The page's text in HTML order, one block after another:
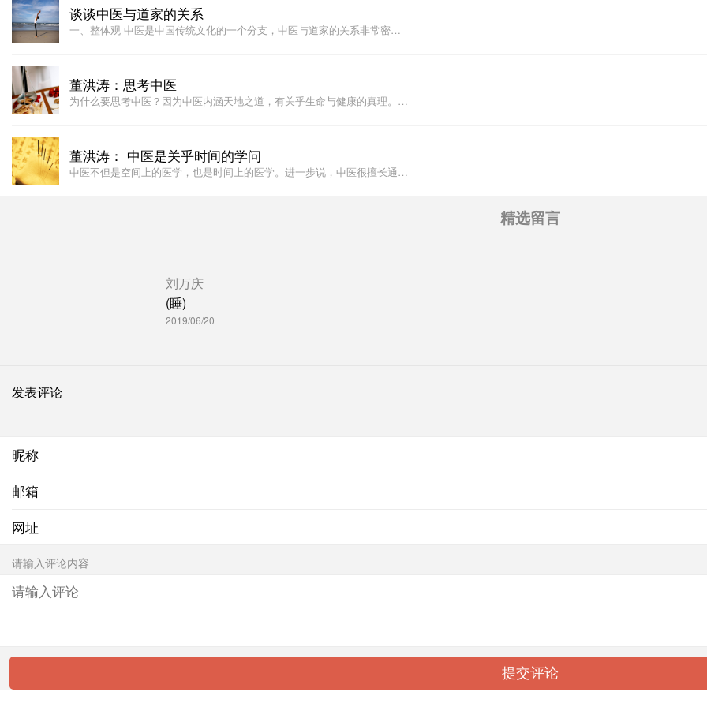
谈谈中医与道家的关系
一、整体观 中医是中国传统文化的一个分支，中医与道家的关系非常密…
董洪涛：思考中医
为什么要思考中医？因为中医内涵天地之道，有关乎生命与健康的真理。…
董洪涛： 中医是关乎时间的学问
中医不但是空间上的医学，也是时间上的医学。进一步说，中医很擅长通…
精选留言
刘万庆
(睡)
2019/06/20
发表评论
昵称
邮箱
网址
请输入评论内容